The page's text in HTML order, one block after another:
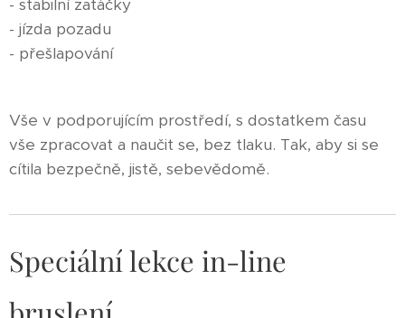
- stabilní zatáčky
- jízda pozadu
- přešlapování
Vše v podporujícím prostředí, s dostatkem času
vše zpracovat a naučit se, bez tlaku. Tak, aby si se
cítila bezpečně, jistě, sebevědomě.
Speciální lekce in-line